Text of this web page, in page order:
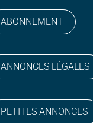
ABONNEMENT
ANNONCES LÉGALES
PETITES ANNONCES